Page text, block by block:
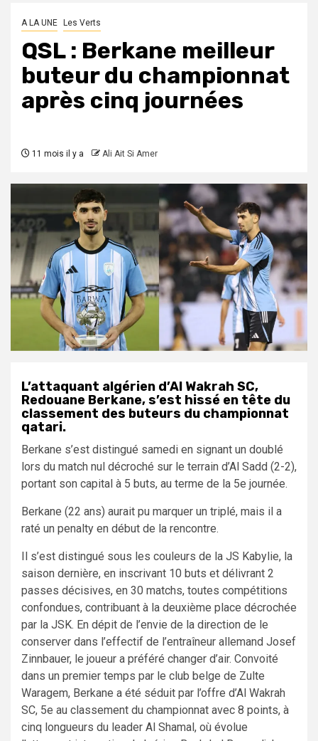
A LA UNE Les Verts
QSL : Berkane meilleur
buteur du championnat
après cinq journées
11 mois il y a Ali Ait Si Amer
L’attaquant algérien d’Al Wakrah SC,
Redouane Berkane, s’est hissé en tête du
classement des buteurs du championnat
qatari.
Berkane s’est distingué samedi en signant un doublé
lors du match nul décroché sur le terrain d’Al Sadd (2-2),
portant son capital à 5 buts, au terme de la 5e journée.
Berkane (22 ans) aurait pu marquer un triplé, mais il a
raté un penalty en début de la rencontre.
Il s’est distingué sous les couleurs de la JS Kabylie, la
saison dernière, en inscrivant 10 buts et délivrant 2
passes décisives, en 30 matchs, toutes compétitions
confondues, contribuant à la deuxième place décrochée
par la JSK. En dépit de l’envie de la direction de le
conserver dans l’effectif de l’entraîneur allemand Josef
Zinnbauer, le joueur a préféré changer d’air. Convoité
dans un premier temps par le club belge de Zulte
Waragem, Berkane a été séduit par l’offre d’Al Wakrah
SC, 5e au classement du championnat avec 8 points, à
cinq longueurs du leader Al Shamal, où évolue